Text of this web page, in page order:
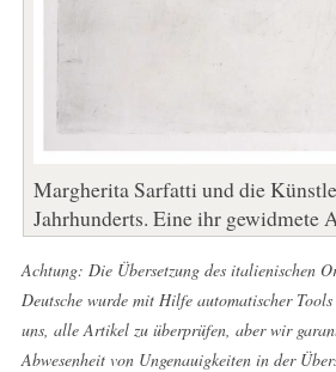
Margherita Sarfatti und die
Jahrhunderts. Eine ihr gewidmete
Achtung: Die Übersetzung des italienischen
Deutsche wurde mit Hilfe automatischer
uns, alle Artikel zu überprüfen, aber wir
Abwesenheit von Ungenauigkeiten in der